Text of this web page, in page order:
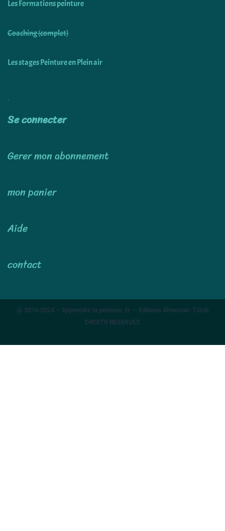
Les Formations peinture
Coaching (complet)
Les stages Peinture en Plein air
Se connecter
Gerer mon abonnement
mon panier
Aide
contact
@ 2016-2024 – Apprendre la peinture .fr – Editions Almeisan TOUS
DROITS RESERVES